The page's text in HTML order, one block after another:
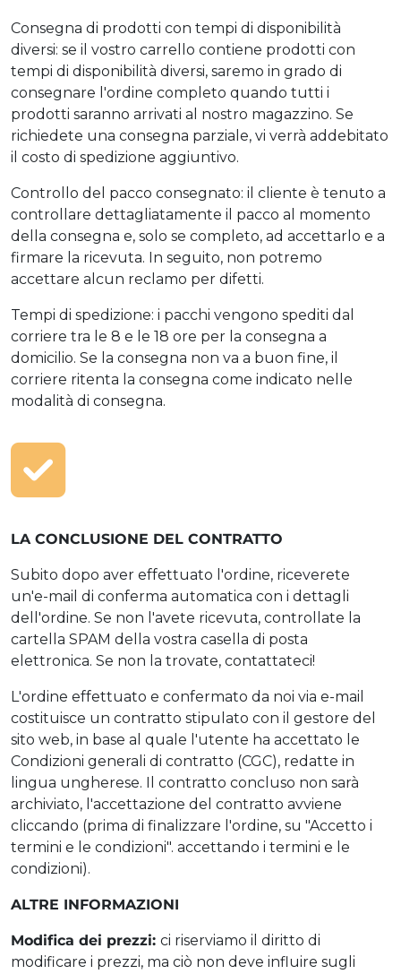
Consegna di prodotti con tempi di disponibilità
diversi: se il vostro carrello contiene prodotti con
tempi di disponibilità diversi, saremo in grado di
consegnare l'ordine completo quando tutti i
prodotti saranno arrivati al nostro magazzino. Se
richiedete una consegna parziale, vi verrà addebitato
il costo di spedizione aggiuntivo.
Controllo del pacco consegnato: il cliente è tenuto a
controllare dettagliatamente il pacco al momento
della consegna e, solo se completo, ad accettarlo e a
firmare la ricevuta. In seguito, non potremo
accettare alcun reclamo per difetti.
Tempi di spedizione: i pacchi vengono spediti dal
corriere tra le 8 e le 18 ore per la consegna a
domicilio. Se la consegna non va a buon fine, il
corriere ritenta la consegna come indicato nelle
modalità di consegna.
LA CONCLUSIONE DEL CONTRATTO
Subito dopo aver effettuato l'ordine, riceverete
un'e-mail di conferma automatica con i dettagli
dell'ordine. Se non l'avete ricevuta, controllate la
cartella SPAM della vostra casella di posta
elettronica. Se non la trovate, contattateci!
L'ordine effettuato e confermato da noi via e-mail
costituisce un contratto stipulato con il gestore del
sito web, in base al quale l'utente ha accettato le
Condizioni generali di contratto (CGC), redatte in
lingua ungherese. Il contratto concluso non sarà
archiviato, l'accettazione del contratto avviene
cliccando (prima di finalizzare l'ordine, su "Accetto i
termini e le condizioni". accettando i termini e le
condizioni).
ALTRE INFORMAZIONI
Modifica dei prezzi: ci riserviamo il diritto di
modificare i prezzi, ma ciò non deve influire sugli